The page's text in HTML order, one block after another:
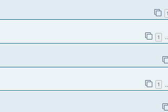
1
1
1